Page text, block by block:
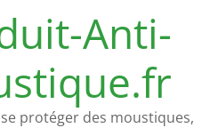
Anti-
protéger des moustiques,